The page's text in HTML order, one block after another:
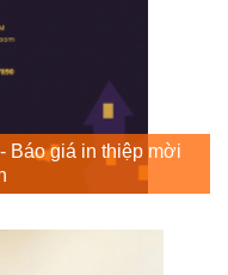
Báo giá in thiệp mời